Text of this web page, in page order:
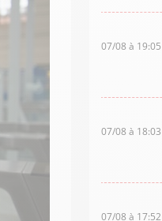
07/08 à 19:05
07/08 à 18:03
07/08 à 17:52